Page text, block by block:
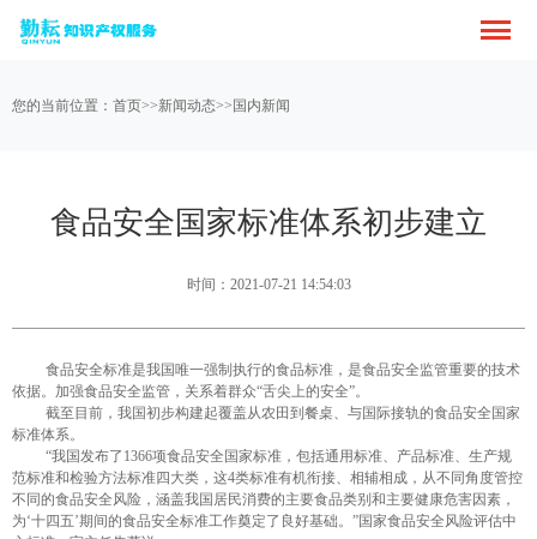
您的当前位置： 首页>>新闻动态>> 国内新闻
食品安全国家标准体系初步建立
时间：2021-07-21 14:54:03
食品安全标准是我国唯一强制执行的食品标准，是食品安全监管重要的技术
依据。加强食品安全监管，关系着群众“舌尖上的安全”。
截至目前，我国初步构建起覆盖从农田到餐桌、与国际接轨的食品安全国家
标准体系。
“我国发布了 1366项食品安全国家标准，包括通用标准、产品标准、生产规
范标准和检验方法标准四大类，这4类标准有机衔接、相辅相成，从不同角度管控
不同的食品安全风险，涵盖我国居民消费的主要食品类别和主要健康危害因素，
为‘十四五’期间的食品安全标准工作奠定了良好基础。”国家食品安全风险评估中